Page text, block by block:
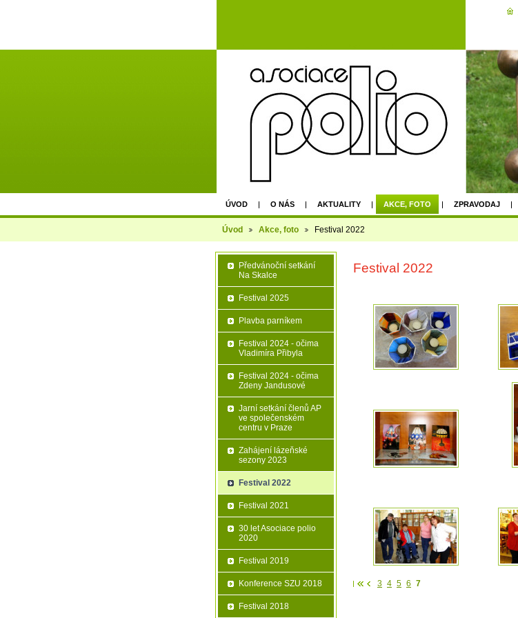
ÚVOD O NÁS AKTUALITY AKCE, FOTO ZPRAVODAJ
AGM - EPU PRAGUE 2022
Úvod Akce, foto Festival 2022
Festival 2022
3 4 5 6 7
Předvánoční setkání
Na Skalce
Festival 2025
Plavba parníkem
Festival 2024 - očima
Vladimíra Přibyla
Festival 2024 - očima
Zdeny Jandusové
Jarní setkání členů AP
ve společenském
centru v Praze
Zahájení lázeňské
sezony 2023
Festival 2022
Festival 2021
30 let Asociace polio
2020
Festival 2019
Konference SZU 2018
Festival 2018